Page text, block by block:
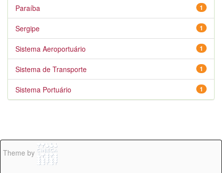
1
Paraíba
1
Sergipe
1
Sistema Aeroportuário
1
Sistema de Transporte
1
Sistema Portuário
Theme by